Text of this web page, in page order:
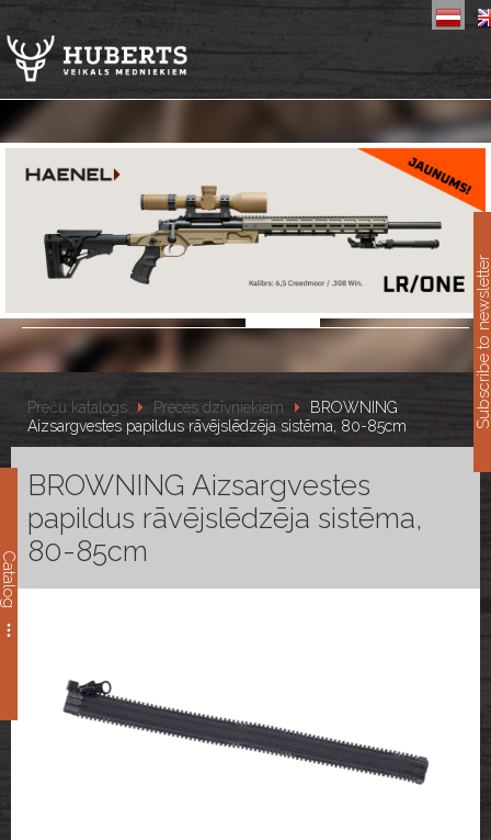
Catalog
Preču katalogs Preces dzīvniekiem
BROWNING
Aizsargvestes papildus rāvējslēdzēja sistēma, 80-85cm
BROWNING Aizsargvestes
papildus rāvējslēdzēja sistēma,
80-85cm
Subscribe